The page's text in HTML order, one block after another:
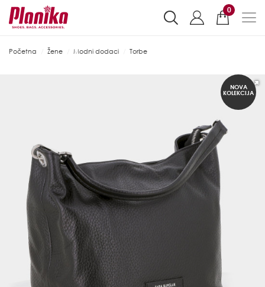
0
Početna Žene Modni dodaci Torbe
NOVA
KOLEKCIJA